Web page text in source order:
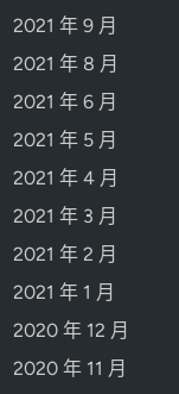
2021 年 9 月
2021 年 8 月
2021 年 6 月
2021 年 5 月
2021 年 4 月
2021 年 3 月
2021 年 2 月
2021 年 1 月
2020 年 12 月
2020 年 11 月